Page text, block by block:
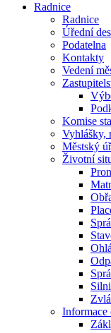
Radnice
Radnice
Úřední
Podatelna
Kontakty
Vedení
Komise
Vyhlášky,
Městský
Životní
Informace